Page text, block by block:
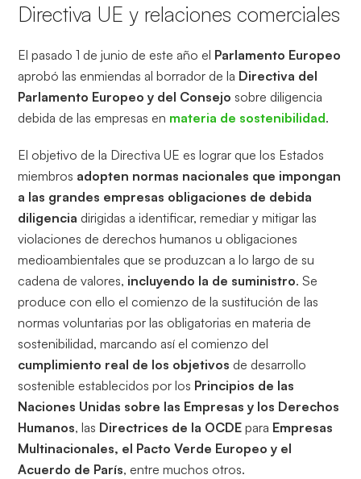
Directiva UE y relaciones comerciales
El pasado 1 de junio de este año el Parlamento Europeo
aprobó las enmiendas al borrador de la Directiva del
Parlamento Europeo y del Consejo sobre diligencia
debida de las empresas en materia de sostenibilidad.
El objetivo de la Directiva UE es lograr que los Estados
miembros adopten normas nacionales que impongan
a las grandes empresas obligaciones de debida
diligencia dirigidas a identificar, remediar y mitigar las
violaciones de derechos humanos u obligaciones
medioambientales que se produzcan a lo largo de su
cadena de valores, incluyendo la de suministro. Se
produce con ello el comienzo de la sustitución de las
normas voluntarias por las obligatorias en materia de
sostenibilidad, marcando así el comienzo del
cumplimiento real de los objetivos de desarrollo
sostenible establecidos por los Principios de las
Naciones Unidas sobre las Empresas y los Derechos
Humanos, las Directrices de la OCDE para Empresas
Multinacionales, el Pacto Verde Europeo y el
Acuerdo de París, entre muchos otros.